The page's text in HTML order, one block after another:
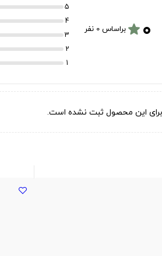
۰ starبراساس 0 نفر
5
4
3
2
1
این محصول ثبت نشده است.